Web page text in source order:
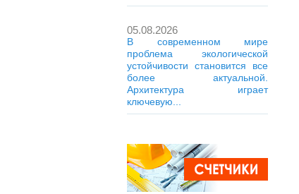
05.08.2026
В современном мире
проблема экологической
устойчивости становится все
более актуальной.
Архитектура играет
ключевую...